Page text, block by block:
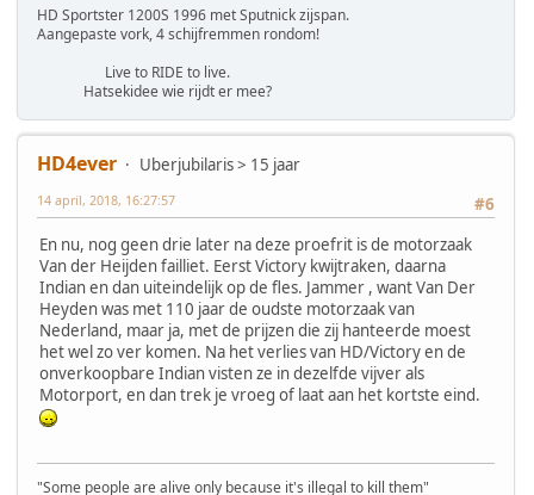
HD Sportster 1200S 1996 met Sputnick zijspan.
Aangepaste vork, 4 schijfremmen rondom!
Live to RIDE to live.
Hatsekidee wie rijdt er mee?
HD4ever
Uberjubilaris > 15 jaar
#6
14 april, 2018, 16:27:57
En nu, nog geen drie later na deze proefrit is de motorzaak
Van der Heijden failliet. Eerst Victory kwijtraken, daarna
Indian en dan uiteindelijk op de fles. Jammer , want Van Der
Heyden was met 110 jaar de oudste motorzaak van
Nederland, maar ja, met de prijzen die zij hanteerde moest
het wel zo ver komen. Na het verlies van HD/Victory en de
onverkoopbare Indian visten ze in dezelfde vijver als
Motorport, en dan trek je vroeg of laat aan het kortste eind.
"Some people are alive only because it's illegal to kill them"